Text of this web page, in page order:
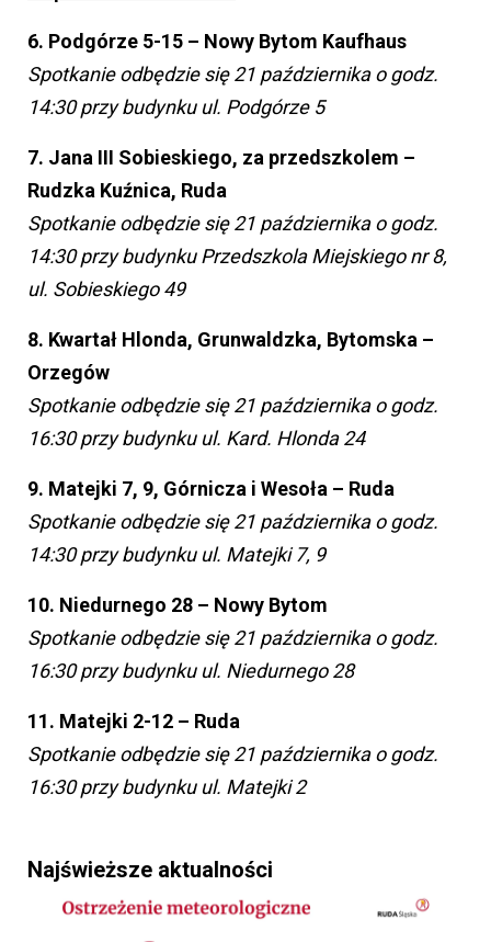
6. Podgórze 5-15 – Nowy Bytom Kaufhaus
Spotkanie odbędzie się 21 października o godz.
14:30 przy budynku ul. Podgórze 5
7. Jana III Sobieskiego, za przedszkolem –
Rudzka Kuźnica, Ruda
Spotkanie odbędzie się 21 października o godz.
14:30 przy budynku Przedszkola Miejskiego nr 8,
ul. Sobieskiego 49
8. Kwartał Hlonda, Grunwaldzka, Bytomska –
Orzegów
Spotkanie odbędzie się 21 października o godz.
16:30 przy budynku ul. Kard. Hlonda 24
9. Matejki 7, 9, Górnicza i Wesoła – Ruda
Spotkanie odbędzie się 21 października o godz.
14:30 przy budynku ul. Matejki 7, 9
10. Niedurnego 28 – Nowy Bytom
Spotkanie odbędzie się 21 października o godz.
16:30 przy budynku ul. Niedurnego 28
11. Matejki 2-12 – Ruda
Spotkanie odbędzie się 21 października o godz.
16:30 przy budynku ul. Matejki 2
Najświeższe aktualności